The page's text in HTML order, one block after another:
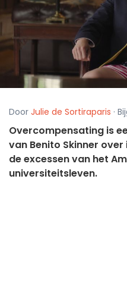
Door Julie de Sortiraparis ·
Overcompensating is
van Benito Skinner
de excessen van het
universiteitsleven.